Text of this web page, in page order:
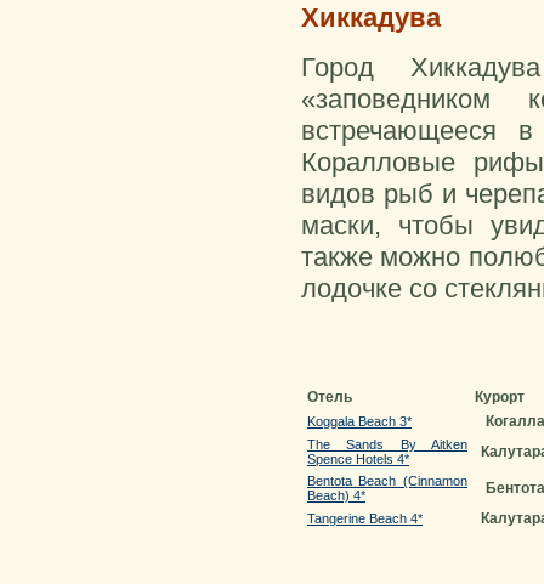
Хиккадува
Город
встречающееся
Коралловые
видов рыб и
маски, чтобы
также можно
лодочке со
Отель Курорт
Koggala Beach 3* Когалла
The Sands By Aitken
Spence Hotels 4*
Bentota Beach (Cinnamon
Beach) 4*
Бентота
Tangerine Beach 4*